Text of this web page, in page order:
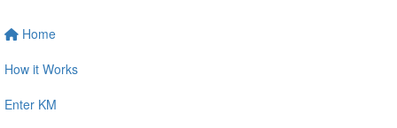
Home
How it Works
Enter KM